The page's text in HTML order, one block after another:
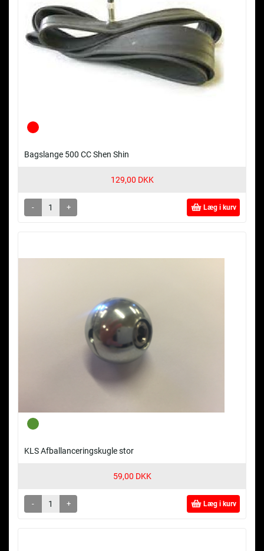
Bagslange 500 CC Shen Shin
129,00 DKK
- + Læg i kurv
KLS Afballanceringskugle stor
59,00 DKK
- + Læg i kurv